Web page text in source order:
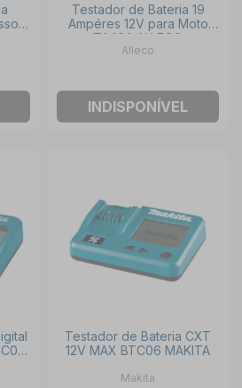
Testador de Bateria 19
Ampéres 12V para Moto
TA40A ALLECO
Alleco
INDISPONÍVEL
Testador de Bateria CXT
12V MAX BTC06 MAKITA
Makita